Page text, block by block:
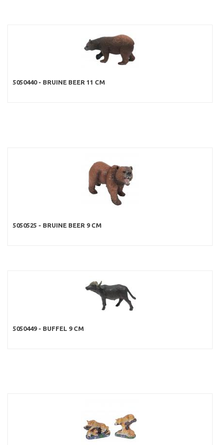
5050440 - BRUINE BEER 11 CM
5050525 - BRUINE BEER 9 CM
5050449 - BUFFEL 9 CM